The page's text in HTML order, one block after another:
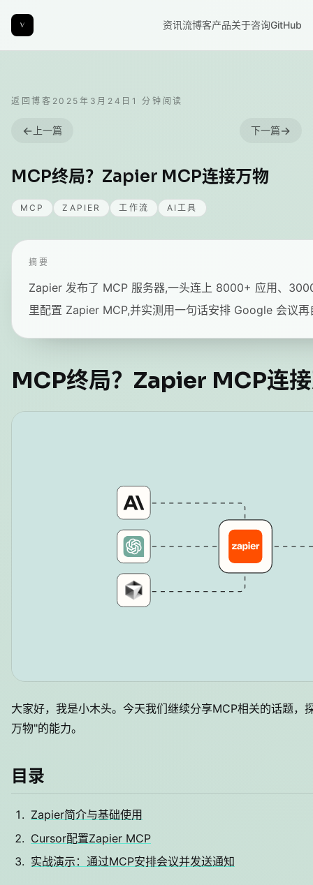
资讯流博客产品关于咨询GitHub
返回博客 2025年3月24日 1 分钟阅读
← 上一篇 下一篇→
MCP终局？Zapier MCP连接万物
MCP ZAPIER 工作流 AI工具
摘要
Zapier 发布了 MCP 服务器,一头连上 8000+ 应用、
里配置 Zapier MCP,并实测用一句话安排 Google 会议
MCP终局？Zapier MCP连
大家好，我是小木头。今天我们继续分享MCP相关的话题
万物"的能力。
目录
Zapier简介与基础使用
Cursor配置Zapier MCP
实战演示：通过MCP安排会议并发送通知